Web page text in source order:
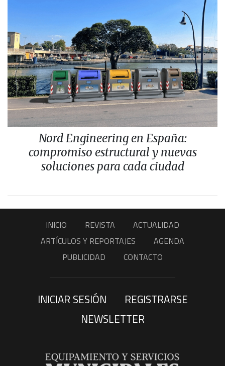
Nord Engineering en España:
compromiso estructural y nuevas
soluciones para cada ciudad
INICIO REVISTA
ACTUALIDAD
ARTÍCULOS Y REPORTAJES
AGENDA
PUBLICIDAD
CONTACTO
INICIAR SESIÓN
REGISTRARSE
NEWSLETTER